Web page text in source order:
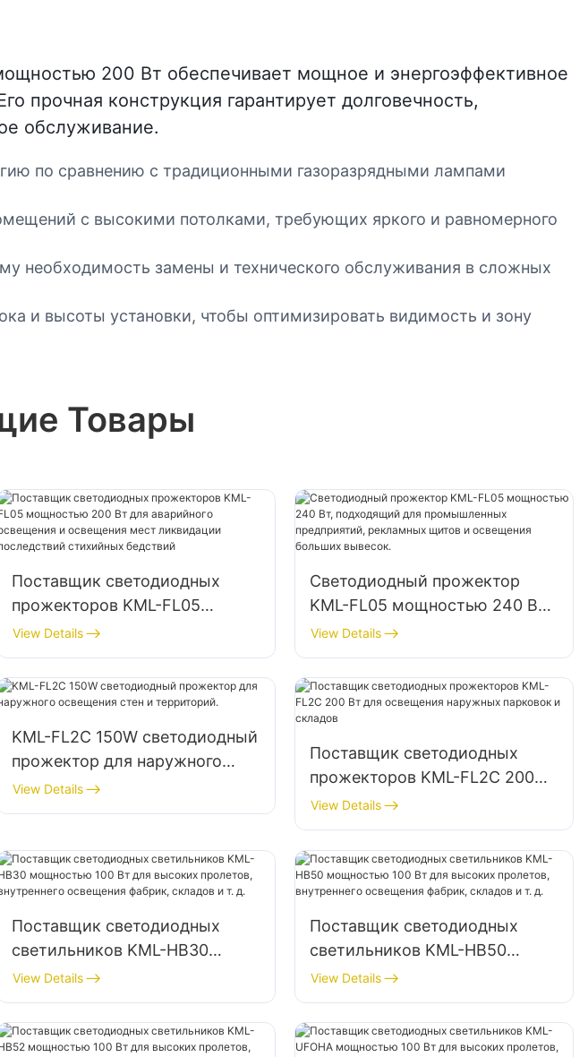
200 Вт обеспечивает мощное и энергоэффективное
конструкция гарантирует долговечность,
обслуживание.
по сравнению с традиционными газоразрядными лампами
с высокими потолками, требующих яркого и равномерного
необходимость замены и технического обслуживания в сложных
и высоты установки, чтобы оптимизировать видимость и зону
Товары
Поставщик светодиодных
прожекторов KML-FL05
мощностью 200 Вт для
аварийного освещения и
освещения мест ликвидации
последствий стихийных
бедствий
View Details
Светодиодный прожектор
KML-FL05 мощностью 240 Вт,
подходящий для
промышленных предприятий,
рекламных щитов и
освещения больших вывесок.
View Details
KML-FL2C 150W светодиодный
прожектор для наружного
освещения стен и территорий.
View Details
Поставщик светодиодных
прожекторов KML-FL2C 200
Вт для освещения наружных
парковок и складов
View Details
Поставщик светодиодных
светильников KML-HB30
мощностью 100 Вт для
высоких пролетов,
внутреннего освещения
фабрик, складов и т. д.
View Details
Поставщик светодиодных
светильников KML-HB50
мощностью 100 Вт для
высоких пролетов,
внутреннего освещения
фабрик, складов и т. д.
View Details